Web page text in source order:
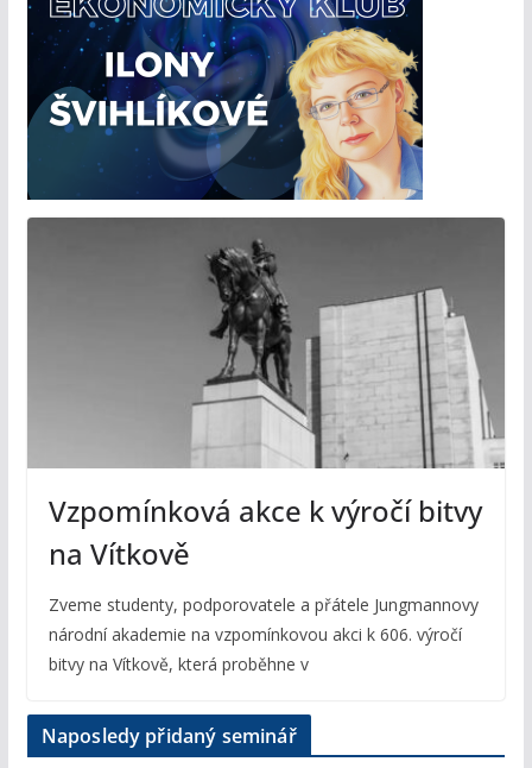
Vzpomínková akce k výročí bitvy
na Vítkově
Zveme studenty, podporovatele a přátele Jungmannovy
národní akademie na vzpomínkovou akci k 606. výročí
bitvy na Vítkově, která proběhne v
Naposledy přidaný seminář